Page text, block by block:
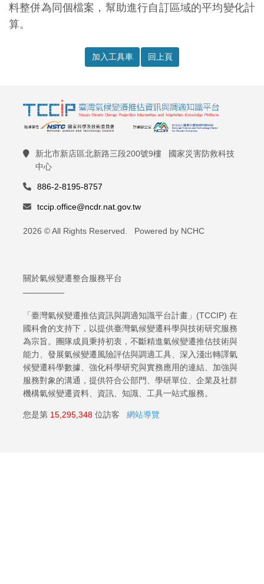
料整併為同個檔案，幫助進行自訂區域的平均變化計
算。
加入工具車 回上頁
新北市新店區北新路三段200號9樓 國家災害防救科技
中心
886-2-8195-8757
tccip.office@ncdr.nat.gov.tw
2026 © All Rights Reserved. Powered by NCHC
關於氣候變遷整合服務平台
「臺灣氣候變遷推估資訊與調適知識平台計畫」(TCCIP) 在
國科會的支持下，以提供臺灣氣候變遷科學與技術研究服務
為宗旨。團隊成員秉持初衷，不斷精進氣候變遷推估技術與
能力、發展氣候變遷風險評估與調適工具、深入淺出轉譯氣
候變遷科學數據、強化科學研究與實務應用的連結、加強與
服務對象的溝通，提供符合公部門、學研單位、企業及社群
機構氣候變遷資料、資訊、知識、工具一站式服務。
您是第 15,295,348 位訪客 網站導覽